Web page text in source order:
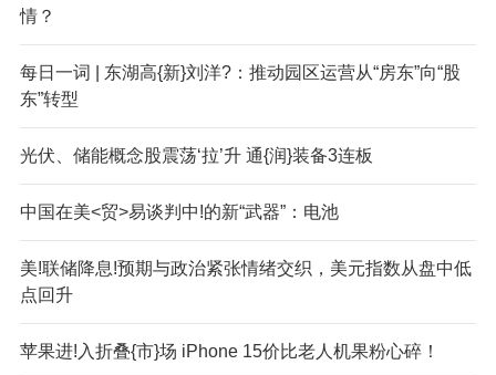
情？
每日一词 | 东湖高{新}刘洋?：推动园区运营从“房东”向“股
东”转型
光伏、储能概念股震荡‘拉’升 通{润}装备3连板
中国在美<贸>易谈判中!的新“武器”：电池
美!联储降息!预期与政治紧张情绪交织，美元指数从盘中低
点回升
苹果进!入折叠{市}场 iPhone 15价比老人机果粉心碎！